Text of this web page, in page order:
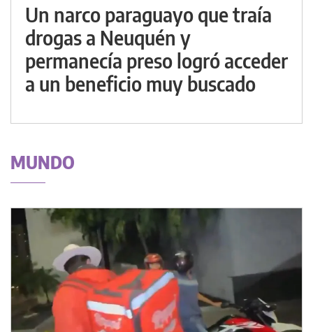
Un narco paraguayo que traía
drogas a Neuquén y
permanecía preso logró acceder
a un beneficio muy buscado
MUNDO